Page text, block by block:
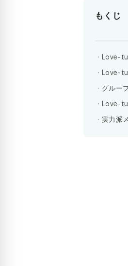
もくじ
Love-
Love-
グルー
Love-
実力派